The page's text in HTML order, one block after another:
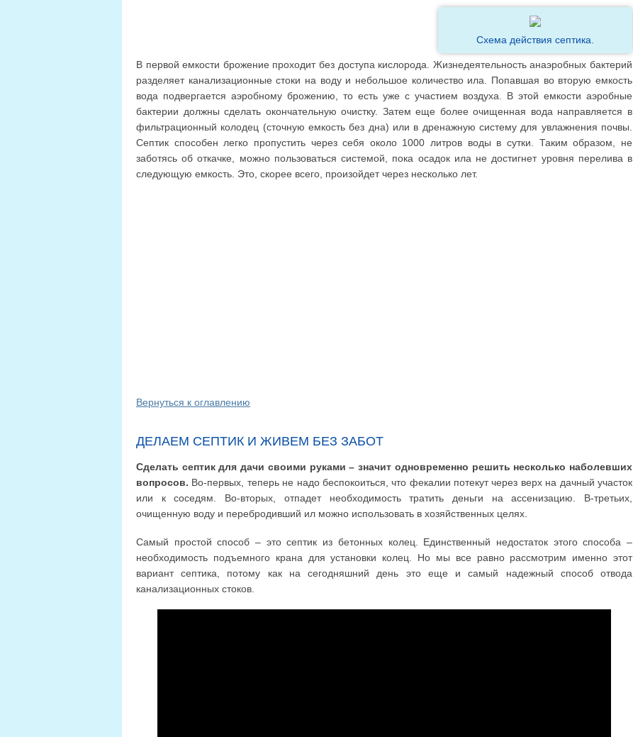
Схема действия септика.
В первой емкости брожение проходит без доступа кислорода. Жизнедеятельность анаэробных бактерий
разделяет канализационные стоки на воду и небольшое количество ила. Попавшая во вторую емкость
вода подвергается аэробному брожению, то есть уже с участием воздуха. В этой емкости аэробные
бактерии должны сделать окончательную очистку. Затем еще более очищенная вода направляется в
фильтрационный колодец (сточную емкость без дна) или в дренажную систему для увлажнения почвы.
Септик способен легко пропустить через себя около 1000 литров воды в сутки. Таким образом, не
заботясь об откачке, можно пользоваться системой, пока осадок ила не достигнет уровня перелива в
следующую емкость. Это, скорее всего, произойдет через несколько лет.
Вернуться к оглавлению
ДЕЛАЕМ СЕПТИК И ЖИВЕМ БЕЗ ЗАБОТ
Сделать септик для дачи своими руками – значит одновременно решить несколько наболевших
вопросов. Во-первых, теперь не надо беспокоиться, что фекалии потекут через верх на дачный участок
или к соседям. Во-вторых, отпадет необходимость тратить деньги на ассенизацию. В-третьих,
очищенную воду и перебродивший ил можно использовать в хозяйственных целях.
Самый простой способ – это септик из бетонных колец. Единственный недостаток этого способа –
необходимость подъемного крана для установки колец. Но мы все равно рассмотрим именно этот
вариант септика, потому как на сегодняшний день это еще и самый надежный способ отвода
канализационных стоков.